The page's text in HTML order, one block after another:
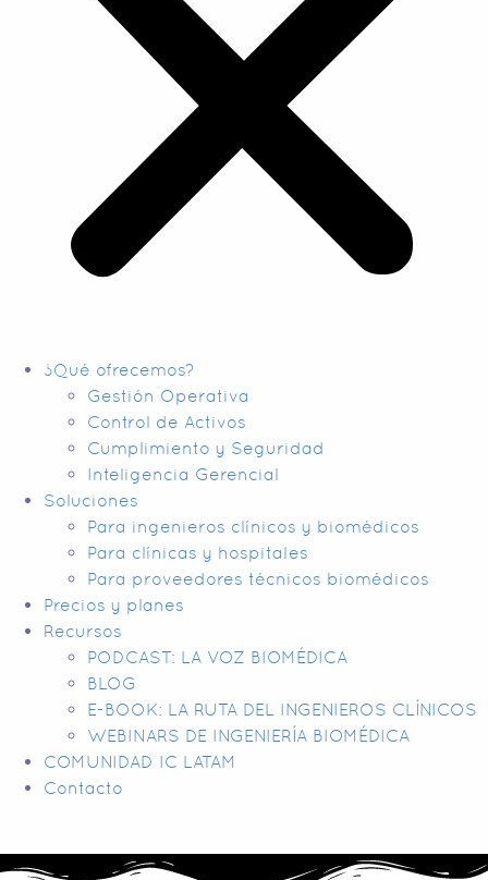
¿Qué ofrecemos?
Gestión Operativa
Control de Activos
Cumplimiento y Seguridad
Inteligencia Gerencial
Soluciones
Para ingenieros clínicos y biomédicos
Para clínicas y hospitales
Para proveedores técnicos biomédicos
Precios y planes
Recursos
PODCAST: LA VOZ BIOMÉDICA
BLOG
E-BOOK: LA RUTA DEL INGENIEROS CLÍNICOS
WEBINARS DE INGENIERÍA BIOMÉDICA
COMUNIDAD IC LATAM
Contacto